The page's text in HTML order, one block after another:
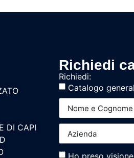
DI CAPI
Richiedi
Richiedi:
Catalogo
Ho preso